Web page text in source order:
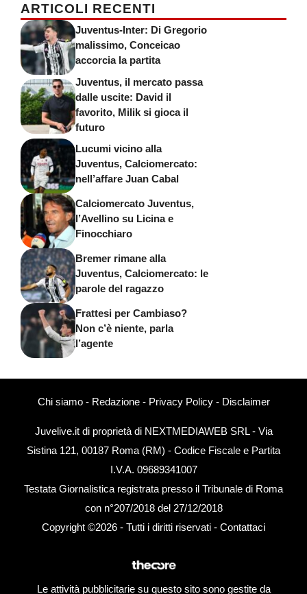
ARTICOLI RECENTI
Juventus-Inter: Di Gregorio
malissimo, Conceicao
accorcia la partita
Juventus, il mercato passa
dalle uscite: David il
favorito, Milik si gioca il
futuro
Lucumi vicino alla
Juventus, Calciomercato:
nell’affare Juan Cabal
Calciomercato Juventus,
l’Avellino su Licina e
Finocchiaro
Bremer rimane alla
Juventus, Calciomercato: le
parole del ragazzo
Frattesi per Cambiaso?
Non c’è niente, parla
l’agente
Chi siamo- Redazione- Privacy Policy- Disclaimer
Juvelive.it di proprietà di NEXTMEDIAWEB SRL - Via
Sistina 121, 00187 Roma (RM) - Codice Fiscale e Partita
I.V.A. 09689341007
Testata Giornalistica registrata presso il Tribunale di Roma
con n°207/2018 del 27/12/2018
Copyright ©2026 - Tutti i diritti riservati - Contattaci
Le attività pubblicitarie su questo sito sono gestite da